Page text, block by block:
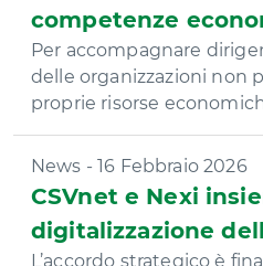
competenze
Per accompagnare
delle organizzazioni non
proprie risorse
News - 16 Febbraio 2026
CSVnet e Nexi
digitalizzazione
L’accordo strategico è